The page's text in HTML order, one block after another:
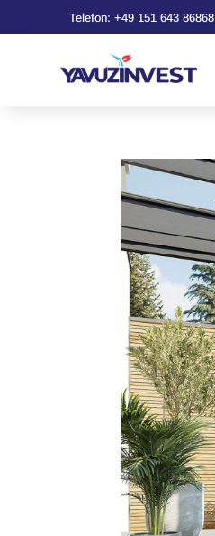
Telefon: +49 151 643 86868